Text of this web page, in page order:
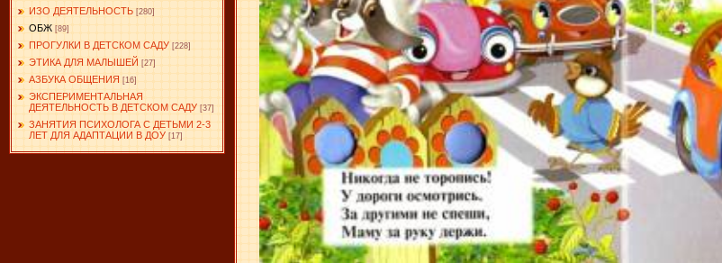
ИЗО ДЕЯТЕЛЬНОСТЬ [280]
ОБЖ [89]
ПРОГУЛКИ В ДЕТСКОМ САДУ [228]
ЭТИКА ДЛЯ МАЛЫШЕЙ [27]
АЗБУКА ОБЩЕНИЯ [16]
ЭКСПЕРИМЕНТАЛЬНАЯ
ДЕЯТЕЛЬНОСТЬ В ДЕТСКОМ САДУ [37]
ЗАНЯТИЯ ПСИХОЛОГА С ДЕТЬМИ 2-3
ЛЕТ ДЛЯ АДАПТАЦИИ В ДОУ [17]